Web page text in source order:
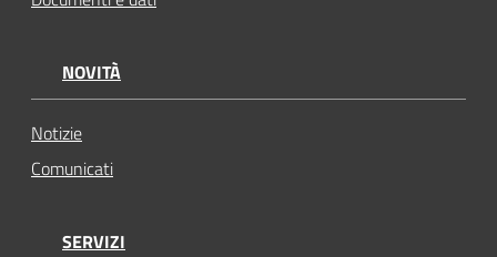
NOVITÀ
Notizie
Comunicati
SERVIZI